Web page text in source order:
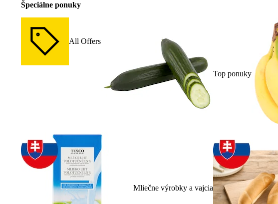
Špeciálne ponuky
All Offers
Top ponuky
Mliečne výrobky a vajcia